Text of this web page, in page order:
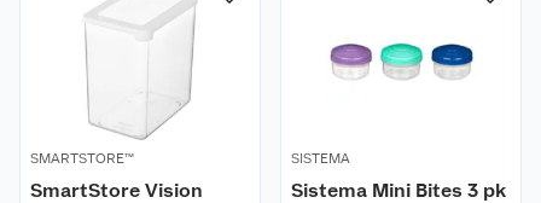
SMARTSTORE™
SmartStore Vision
SISTEMA
Sistema Mini Bites 3 pk